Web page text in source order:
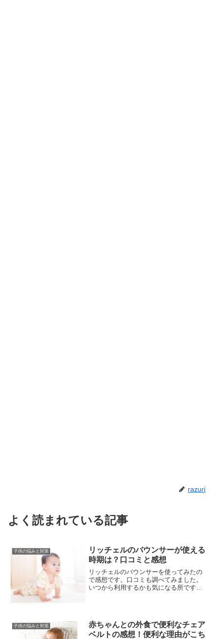
razuri
よく読まれている記事
子供の悩みと対策
リッチェルのバウンサーが使える
時期は？口コミと感想
リッチェルのバウンサーを使ってみたの
で感想です。口コミも調べてみました。
いつから利用するかも気になる所です。
子供の悩みと対策
赤ちゃんとの外食で便利なチェア
ベルトの感想！便利な理由がこち